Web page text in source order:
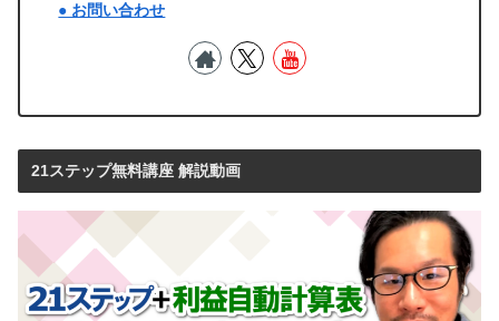
● お問い合わせ
21ステップ無料講座 解説動画